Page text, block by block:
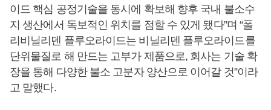
이드 핵심 공정기술을 동시에 확보해 향후 국내 불소수
지 생산에서 독보적인 위치를 점할 수 있게 됐다”며 “폴
리비닐리덴 플루오라이드는 비닐리덴 플루오라이드를
단위물질로 해 만드는 고부가 제품으로, 회사는 기술 확
장을 통해 다양한 불소 고분자 양산으로 이어갈 것”이라
고 말했다.